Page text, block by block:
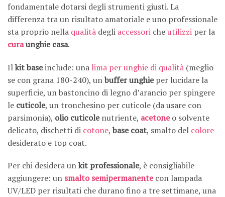
fondamentale dotarsi degli strumenti giusti. La
differenza tra un risultato amatoriale e uno professionale
sta proprio nella qualità degli accessori cheutilizzi per la
curaunghie casa.
Ilkit baseinclude: una lima per unghie di qualità (meglio
se con grana 180-240), unbuffer unghieper lucidare la
superficie, un bastoncino di legno d’arancio per spingere
le cuticole, un tronchesino per cuticole (da usare con
parsimonia), olio cuticolenutriente, acetoneo solvente
delicato, dischetti di cotone,base coat, smalto del colore
desiderato e top coat.
Per chi desidera unkit professionale, è consigliabile
aggiungere: un smalto semipermanentecon lampada
UV/LED per risultati che durano fino a tre settimane, una